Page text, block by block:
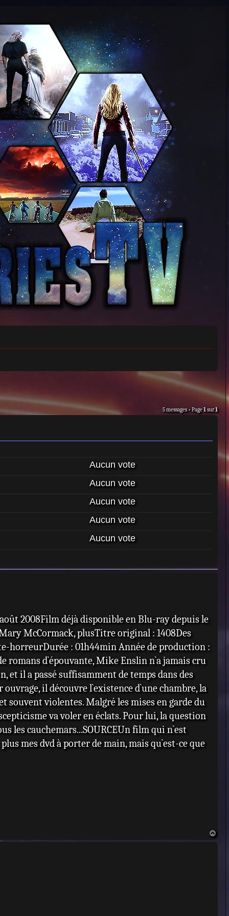
5 messages • Page1sur1
Aucun vote
Aucun vote
Aucun vote
Aucun vote
Aucun vote
2008Film déjà disponible en Blu-ray depuis le
McCormack, plusTitre original : 1408Des
horreurDurée : 01h44min Année de production :
d`épouvante, Mike Enslin n`a jamais cru
et il a passé suffisamment de temps dans des
il découvre l`existence d`une chambre, la
souvent violentes. Malgré les mises en garde du
va voler en éclats. Pour lui, la question
les cauchemars...SOURCEUn film qui n`est
mes dvd à porter de main, mais qu`est-ce que